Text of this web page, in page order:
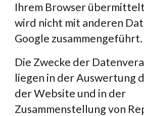
Ihrem Browser
wird nicht mit anderen
Google zusammengeführt.
Die Zwecke der
liegen in der Auswertung
der Website und in der
Zusammenstellung von